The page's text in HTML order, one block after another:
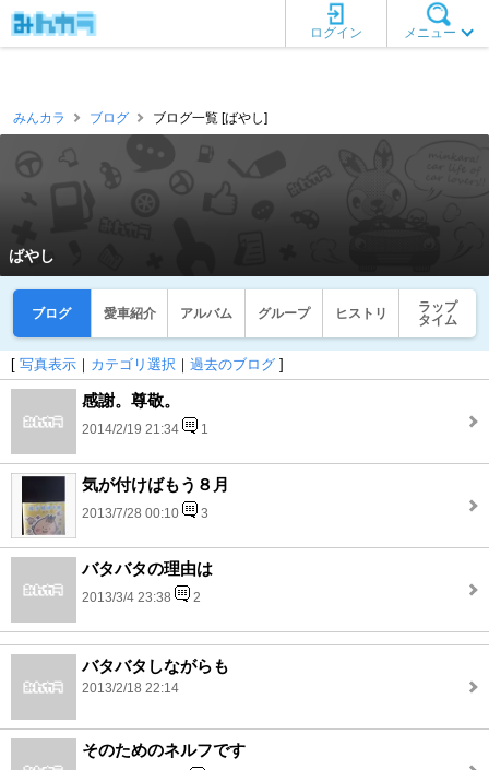
メニュー
ログイン
みんカラ ブログ ブログ一覧 [ばやし]
ばやし
ブログ 愛車紹介 アルバム グループ ヒストリ
ラップ
タイム
[ 写真表示 ｜ カテゴリ選択 ｜ 過去のブログ ]
感謝。尊敬。
2014/2/19 21:34 1
気が付けばもう８月
2013/7/28 00:10 3
バタバタの理由は
2013/3/4 23:38 2
バタバタしながらも
2013/2/18 22:14
そのためのネルフです